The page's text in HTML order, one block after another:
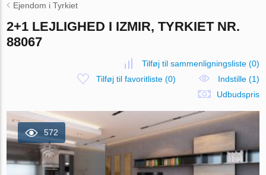
Ejendom i Tyrkiet
2+1 LEJLIGHED I IZMIR, TYRKIET NR.
88067
Tilføj til sammenligningsliste(0)
Tilføj til favoritliste (0)
Indstille (1)
Udbudspris
572